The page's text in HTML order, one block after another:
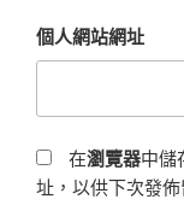
個人網站網址
在瀏覽器中儲
址，以供下次發佈